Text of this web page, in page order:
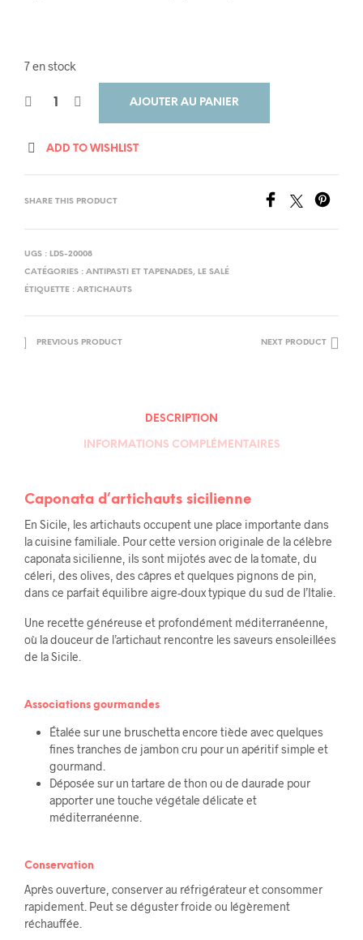
7 en stock
AJOUTER AU PANIER
ADD TO WISHLIST
SHARE THIS PRODUCT
UGS : LDS-20008
CATÉGORIES : ANTIPASTI ET TAPENADES, LE SALÉ
ÉTIQUETTE : ARTICHAUTS
PREVIOUS PRODUCT NEXT PRODUCT
DESCRIPTION
INFORMATIONS COMPLÉMENTAIRES
Caponata d’artichauts sicilienne
En Sicile, les artichauts occupent une place importante dans
la cuisine familiale. Pour cette version originale de la célèbre
caponata sicilienne, ils sont mijotés avec de la tomate, du
céleri, des olives, des câpres et quelques pignons de pin,
dans ce parfait équilibre aigre-doux typique du sud de l’Italie.
Une recette généreuse et profondément méditerranéenne,
où la douceur de l’artichaut rencontre les saveurs ensoleillées
de la Sicile.
Associations gourmandes
Étalée sur une bruschetta encore tiède avec quelques
fines tranches de jambon cru pour un apéritif simple et
gourmand.
Déposée sur un tartare de thon ou de daurade pour
apporter une touche végétale délicate et
méditerranéenne.
Conservation
Après ouverture, conserver au réfrigérateur et consommer
rapidement. Peut se déguster froide ou légèrement
réchauffée.